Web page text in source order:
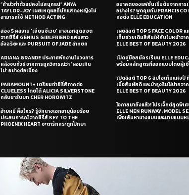
“ถ้ามัวทำตัวแย่คงไม่สนุกแน่” ANYA
TAYLOR-JOY เผยเหตุผลที่นักแสดงหญิงไม่
สามารถใช้ METHOD ACTING
ส่อง 5 ผลงาน ‘เถียนซีเวย’ นางเอกสุดฮอต
จากซีรี่ส์ GENIUS GIRLFRIEND แฟนสาว
อัจฉริยะ และ PURSUIT OF JADE ล่าหยก
ARIANA GRANDE ประกาศพักงานในวงการ
หลังจบทัวร์ จากการถูกวิจารณ์ว่า ‘ผอมเกิน
ไป’ อย่างต่อเนื่อง
PARAMOUNT+ เตรียมทำซีรี่ส์ภาคต่อ
CLUELESS โดยได้ ALICIA SILVERSTONE
กลับมารับบท CHER HOROWITZ
อ้ายหมี่ คือใคร? รู้จักนางเอกอายุน้อยร้อย
ประสบการณ์ จากซีรี่ส์ KEY TO THE
PHOENIX HEART ชะตารักกระดูกปักษา
อนาคตของแฟชั่นเริ่มต้นจากการ
อย่างไร? พูดคุยกับ FRANCISCO
ก่อตั้ง ELLE EDUCATION
เผยลิสต์ TOP 5 FACE COLOR
เท็มช่วยเติมสีสันให้กับใบหน้าจา
ELLE BEST OF BEAUTY 2026
เปิดคู่มือสมัครเรียน ELLE
พร้อมหลักสูตรที่ออกแบบโดยผู้เ
เปิดลิสต์ TOP 6 ลิปไอเท็มแห่งปี
เนื้อสัมผัสดี และบำรุงริมฝีปากจา
ELLE BEST OF BEAUTY 2026
โอกาสมาถึงแล้ว! โปรเจ็กต์สุดพิเศ
ELLE MEN RUNWAY: MODEL
เพื่อเฟ้นหานางแบบและนายแบบห